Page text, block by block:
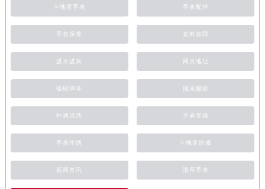
卡地亚手表 手表配件
手表保养 走时故障
进水进灰 网点地址
磕碰摔坏 抛光翻新
外观清洗 手表受磁
手表生锈 卡地亚维修
新闻资讯 浪琴手表